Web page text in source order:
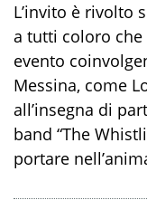
L’invito è rivolto
a tutti coloro
evento
Messina, come
all’insegna di
band “The
portare